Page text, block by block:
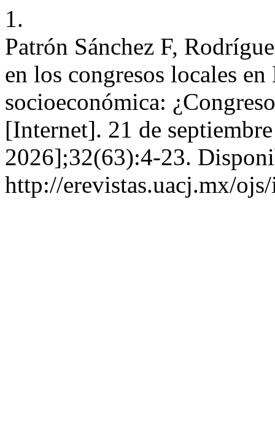
1.
Patrón Sánchez F,
en los congresos locales
socioeconómica:
[Internet]. 21 de
2026];32(63):4-23.
http://erevistas.uacj.mx/